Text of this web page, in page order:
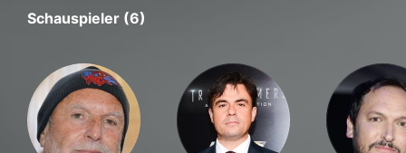
Schauspieler (6)